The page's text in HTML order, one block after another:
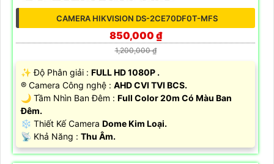
CAMERA HIKVISION DS-2CE70DF0T-MFS
850,000 ₫
1,200,000 ₫
✨ Độ Phân giải : FULL HD 1080P .
®️ Camera Công nghệ : AHD CVI TVI BCS.
🌙 Tầm Nhìn Ban Đêm : Full Color 20m Có Màu Ban
Đêm.
❄ Thiết Kế Camera Dome Kim Loại.
️📡 Khả Năng : Thu Âm.